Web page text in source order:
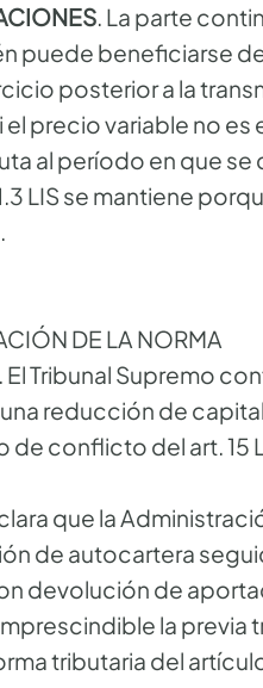
. La parte
puede beneficiarse
posterior a la
el precio variable no
al período en que
LIS se mantiene
DE LA NORMA
El Tribunal Supremo
una reducción de
conflicto del art. 15
que la
de autocartera
devolución de
imprescindible la
tributaria del artículo